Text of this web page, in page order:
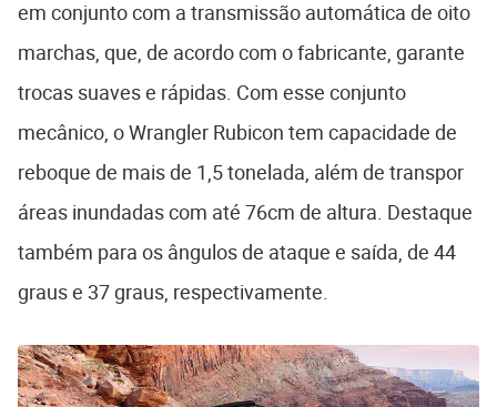
em conjunto com a transmissão automática de oito
marchas, que, de acordo com o fabricante, garante
trocas suaves e rápidas. Com esse conjunto
mecânico, o Wrangler Rubicon tem capacidade de
reboque de mais de 1,5 tonelada, além de transpor
áreas inundadas com até 76cm de altura. Destaque
também para os ângulos de ataque e saída, de 44
graus e 37 graus, respectivamente.